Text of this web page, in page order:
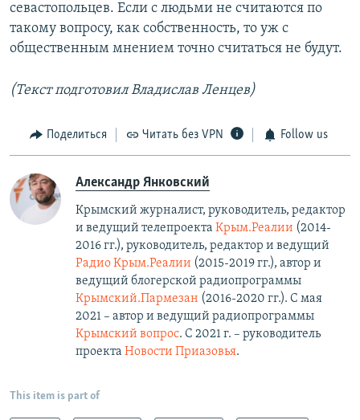
севастопольцев. Если с людьми не считаются по
такому вопросу, как собственность, то уж с
общественным мнением точно считаться не будут.
(Текст подготовил Владислав Ленцев)
Поделиться Читать без VPN Follow us
Александр Янковский
Крымский журналист, руководитель, редактор
и ведущий телепроекта Крым.Реалии (2014-
2016 гг.), руководитель, редактор и ведущий
Радио Крым.Реалии (2015-2019 гг.), автор и
ведущий блогерской радиопрограммы
Крымский.Пармезан (2016-2020 гг.)​. С мая
2021 – автор и ведущий радиопрограммы
Крымский вопрос. С 2021 г. – руководитель
проекта Новости Приазовья.
This item is part of